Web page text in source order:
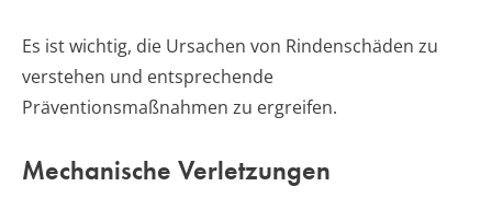
Es ist wichtig, die Ursachen von Rindenschäden zu
verstehen und entsprechende
Präventionsmaßnahmen zu ergreifen.
Mechanische Verletzungen